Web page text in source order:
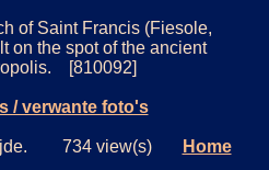
of Saint Francis (Fiesole,
on the spot of the ancient
[810092]
/ verwante foto's
734 view(s) Home